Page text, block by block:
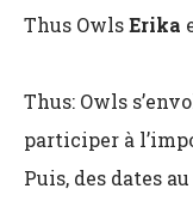
Thus OwlsErika
Thus: Owls
participer à
Puis, des dates au